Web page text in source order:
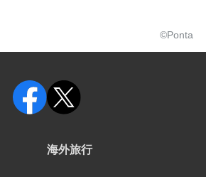
©Ponta
海外旅行